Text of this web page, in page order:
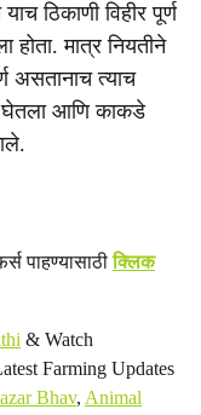
ठिकाणी विहीर पूर्ण
होता. मात्र नियतीने
असतानाच त्याच
घेतला आणि काकडे
पाहण्यासाठीक्लिक
& Watch
Farming Updates
Bhav, Animal